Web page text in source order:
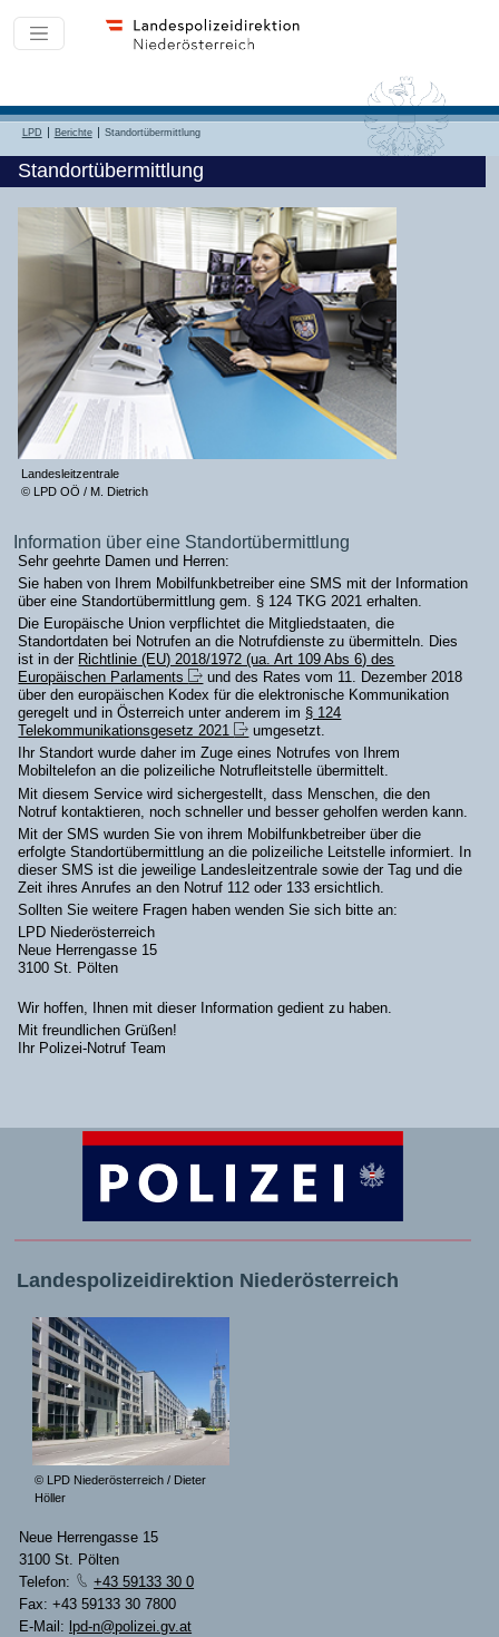
LPD Berichte Standortübermittlung
Standortübermittlung
Landesleitzentrale
© LPD OÖ / M. Dietrich
Information über eine Standortübermittlung
Sehr geehrte Damen und Herren:
Sie haben von Ihrem Mobilfunkbetreiber eine SMS mit der Information
über eine Standortübermittlung gem. § 124 TKG 2021 erhalten.
Die Europäische Union verpflichtet die Mitgliedstaaten, die
Standortdaten bei Notrufen an die Notrufdienste zu übermitteln. Dies
ist in der Richtlinie (EU) 2018/1972 (ua. Art 109 Abs 6) des
Europäischen Parlaments
und des Rates vom 11. Dezember 2018
über den europäischen Kodex für die elektronische Kommunikation
geregelt und in Österreich unter anderem im § 124
Telekommunikationsgesetz 2021
umgesetzt.
Ihr Standort wurde daher im Zuge eines Notrufes von Ihrem
Mobiltelefon an die polizeiliche Notrufleitstelle übermittelt.
Mit diesem Service wird sichergestellt, dass Menschen, die den
Notruf kontaktieren, noch schneller und besser geholfen werden kann.
Mit der SMS wurden Sie von ihrem Mobilfunkbetreiber über die
erfolgte Standortübermittlung an die polizeiliche Leitstelle informiert. In
dieser SMS ist die jeweilige Landesleitzentrale sowie der Tag und die
Zeit ihres Anrufes an den Notruf 112 oder 133 ersichtlich.
Sollten Sie weitere Fragen haben wenden Sie sich bitte an:
LPD Niederösterreich
Neue Herrengasse 15
3100 St. Pölten
Wir hoffen, Ihnen mit dieser Information gedient zu haben.
Mit freundlichen Grüßen!
Ihr Polizei-Notruf Team
Landespolizeidirektion Niederösterreich
© LPD Niederösterreich / Dieter
Höller
Neue Herrengasse 15
3100 St. Pölten
Telefon:
+43 59133 30 0
Fax: +43 59133 30 7800
E-Mail: lpd-n@polizei.gv.at